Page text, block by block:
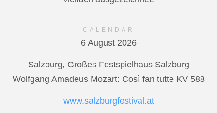
CALENDAR
6 August 2026
Salzburg, Großes Festspielhaus Salzburg
Wolfgang Amadeus Mozart: Così fan tutte KV 588
www.salzburgfestival.at